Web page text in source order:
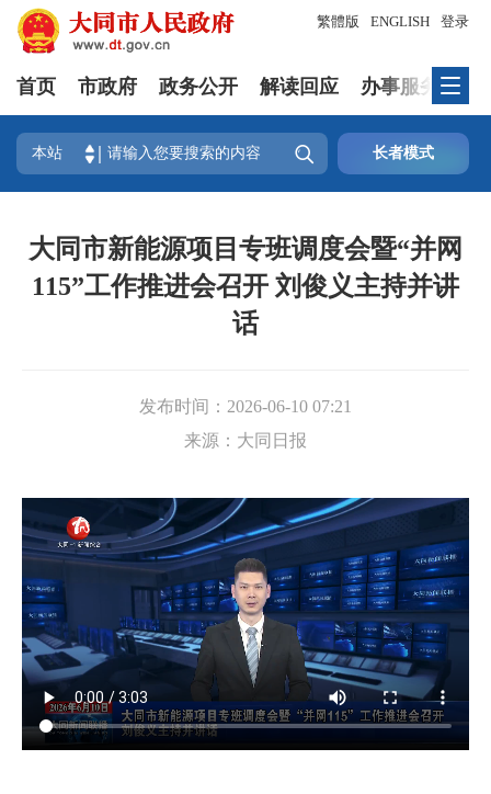
登录
繁體版 ENGLISH
首页 市政府 政务公开 解读回应 办事服务
本站  长者模式
大同市新能源项目专班调度会暨“并网
115”工作推进会召开 刘俊义主持并讲
话
发布时间： 2026-06-10 07:21
来源： 大同日报